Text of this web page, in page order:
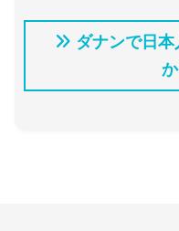
ダナンで日